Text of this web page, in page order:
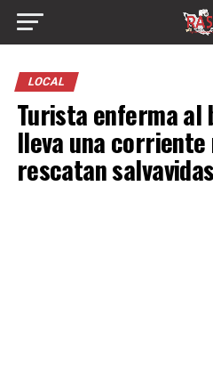
LOCAL
Turista enferma al
lleva una
rescatan